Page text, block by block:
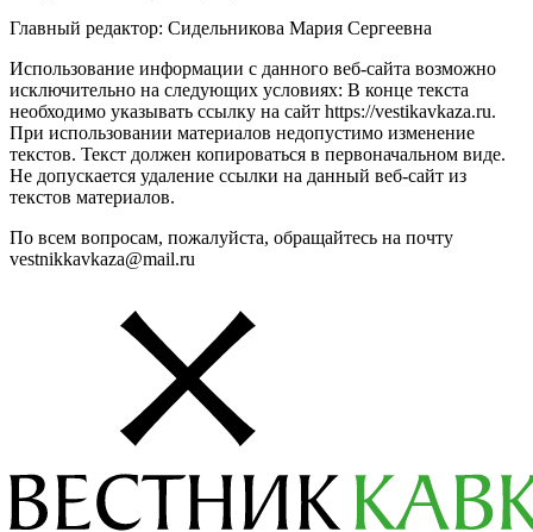
Главный редактор: Сидельникова Мария Сергеевна
Использование информации с данного веб-сайта возможно
исключительно на следующих условиях: В конце текста
необходимо указывать ссылку на сайт https://vestikavkaza.ru.
При использовании материалов недопустимо изменение
текстов. Текст должен копироваться в первоначальном виде.
Не допускается удаление ссылки на данный веб-сайт из
текстов материалов.
По всем вопросам, пожалуйста, обращайтесь на почту
vestnikkavkaza@mail.ru